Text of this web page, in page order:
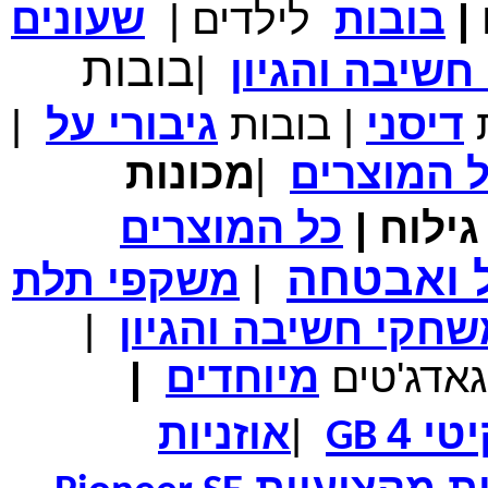
₪700.00 מחיר שוק
משלוח חינם
במבצע תיק לנשיאת מחשב נייד 10.1 אינץ' בצבע ורוד בעל
₪150.00 מחיר שוק
₪99.00 המחיר שלך
₪104.00 המחיר כולל משלוח :
נרתיק עור יוקרתי עבור אייפוד וידאו 60GB\80GB \שחור
| בובות לילדים |
שעונים
והגיון
|בובות
דיסני | בובות גיבורי על
|
המוצרים |מכונות
| כל המוצרים
ואבטחה | משקפי תלת
חשיבה והגיון
|
גאדג'טים מיוחדים |
4
GB
|אוזניות